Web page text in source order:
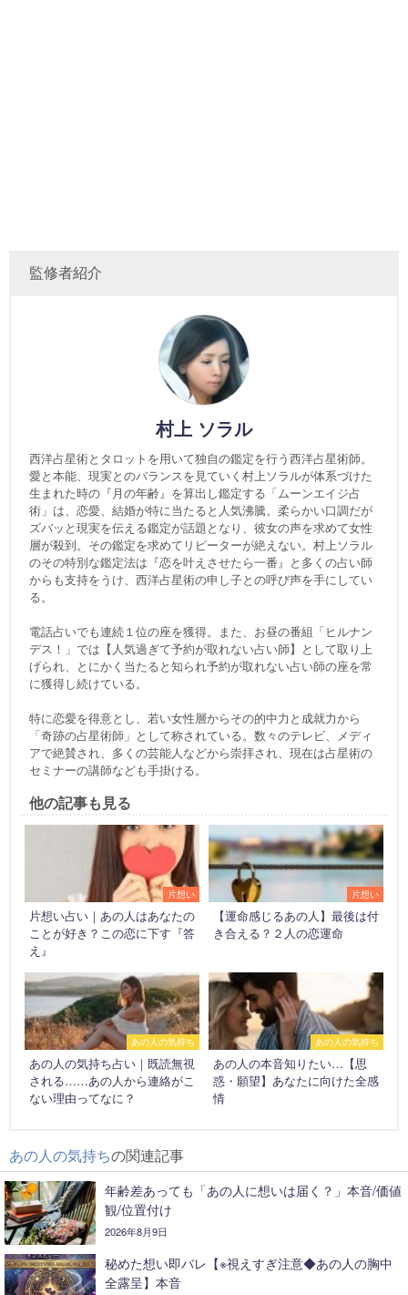
監修者紹介
村上 ソラル
西洋占星術とタロットを用いて独自の鑑定を行う西洋占星術師。
愛と本能、現実とのバランスを見ていく村上ソラルが体系づけた
生まれた時の『月の年齢』を算出し鑑定する「ムーンエイジ占
術」は、恋愛、結婚が特に当たると人気沸騰。柔らかい口調だが
ズバッと現実を伝える鑑定が話題となり、彼女の声を求めて女性
層が殺到。その鑑定を求めてリピーターが絶えない。村上ソラル
のその特別な鑑定法は『恋を叶えさせたら一番』と多くの占い師
からも支持をうけ、西洋占星術の申し子との呼び声を手にしてい
る。
電話占いでも連続１位の座を獲得。また、お昼の番組「ヒルナン
デス！」では【人気過ぎて予約が取れない占い師】として取り上
げられ、とにかく当たると知られ予約が取れない占い師の座を常
に獲得し続けている。
特に恋愛を得意とし、若い女性層からその的中力と成就力から
「奇跡の占星術師」として称されている。数々のテレビ、メディ
アで絶賛され、多くの芸能人などから崇拝され、現在は占星術の
セミナーの講師なども手掛ける。
他の記事も見る
片想い
片想い占い｜あの人はあなたの
ことが好き？この恋に下す『答
え』
片想い
【運命感じるあの人】最後は付
き合える？２人の恋運命
あの人の気持ち
あの人の気持ち占い｜既読無視
される……あの人から連絡がこ
ない理由ってなに？
あの人の気持ち
あの人の本音知りたい…【思
惑・願望】あなたに向けた全感
情
あの人の気持ちの関連記事
年齢差あっても「あの人に想いは届く？」本音/価値
観/位置付け
2026年8月9日
秘めた想い即バレ【※視えすぎ注意◆あの人の胸中
全露呈】本音